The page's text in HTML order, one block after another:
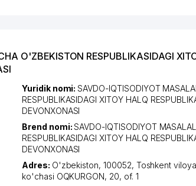
O'ZBEKISTON RESPUBLIKASIDAGI
Yuridik nomi:SAVDO-IQTISODIYOT
RESPUBLIKASIDAGI XITOY HALQ
DEVONXONASI
Brend nomi:SAVDO-IQTISODIYOT
RESPUBLIKASIDAGI XITOY HALQ
DEVONXONASI
Adres: O'zbekiston, 100052, Toshkent
ko'chasi OQKURGON, 20, of. 1